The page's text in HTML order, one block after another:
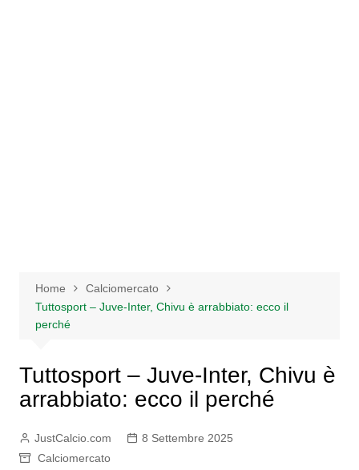
Home
Calciomercato
Tuttosport – Juve-Inter, Chivu è arrabbiato: ecco il
perché
Tuttosport – Juve-Inter, Chivu è
arrabbiato: ecco il perché
JustCalcio.com
8 Settembre 2025
Calciomercato